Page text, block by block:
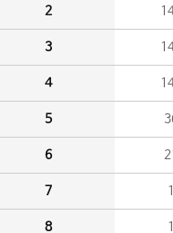
2
3
4
5
6
7
8